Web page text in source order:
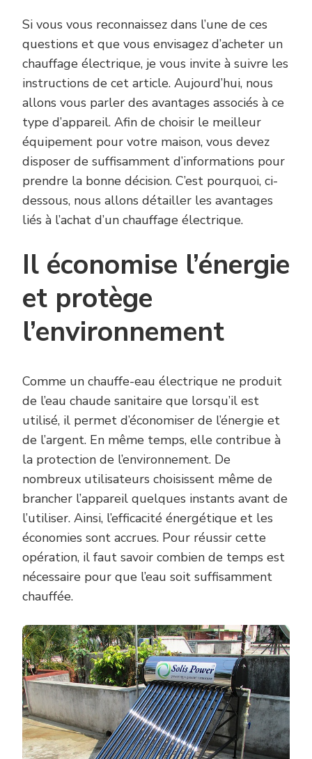
Si vous vous reconnaissez dans l’une de ces
questions et que vous envisagez d’acheter un
chauffage électrique, je vous invite à suivre les
instructions de cet article. Aujourd’hui, nous
allons vous parler des avantages associés à ce
type d’appareil. Afin de choisir le meilleur
équipement pour votre maison, vous devez
disposer de suffisamment d’informations pour
prendre la bonne décision. C’est pourquoi, ci-
dessous, nous allons détailler les avantages
liés à l’achat d’un chauffage électrique.
Il économise l’énergie
et protège
l’environnement
Comme un chauffe-eau électrique ne produit
de l’eau chaude sanitaire que lorsqu’il est
utilisé, il permet d’économiser de l’énergie et
de l’argent. En même temps, elle contribue à
la protection de l’environnement. De
nombreux utilisateurs choisissent même de
brancher l’appareil quelques instants avant de
l’utiliser. Ainsi, l’efficacité énergétique et les
économies sont accrues. Pour réussir cette
opération, il faut savoir combien de temps est
nécessaire pour que l’eau soit suffisamment
chauffée.